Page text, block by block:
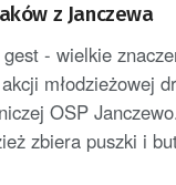
z Janczewa
gest - wielkie
akcji młodzieżowej
OSP
zbiera puszki i